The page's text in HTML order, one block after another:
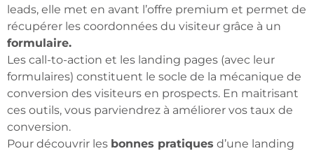
leads, elle met en avant l’offre premium et permet de
récupérer les coordonnées du visiteur grâce à un
formulaire.
Les call-to-action et les landing pages (avec leur
formulaires) constituent le socle de la mécanique de
conversion des visiteurs en prospects. En maitrisant
ces outils, vous parviendrez à améliorer vos taux de
conversion.
Pour découvrir les bonnes pratiques d’une landing